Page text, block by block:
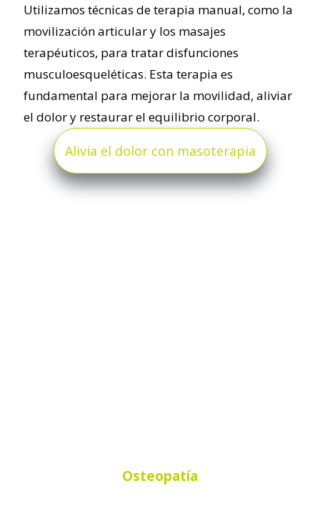
Utilizamos técnicas de terapia manual, como la
movilización articular y los masajes
terapéuticos, para tratar disfunciones
musculoesqueléticas. Esta terapia es
fundamental para mejorar la movilidad, aliviar
el dolor y restaurar el equilibrio corporal.
Alivia el dolor con masoterapia
Osteopatía